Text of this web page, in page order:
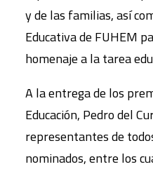
y de las familias, así
Educativa de FUHEM
homenaje a la tarea
A la entrega de los
Educación, Pedro del
representantes de
nominados, entre los